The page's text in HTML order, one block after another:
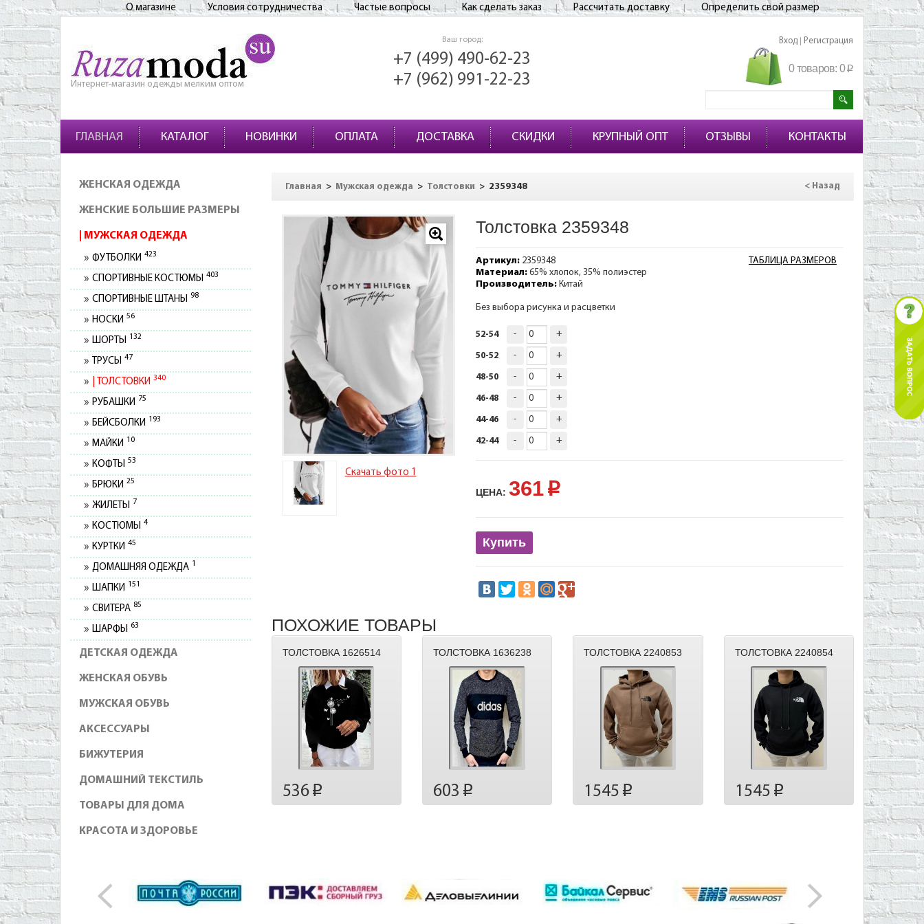
О магазине Условия сотрудничества Частые вопросы Как сделать заказ Рассчитать доставку Определить свой размер
Интернет-магазин одежды мелким оптом
Ваш город:
+7 (499) 490-62-23
+7 (962) 991-22-23
Вход Регистрация
0 товаров: 0p
ГЛАВНАЯ КАТАЛОГ НОВИНКИ ОПЛАТА ДОСТАВКА СКИДКИ КРУПНЫЙ ОПТ ОТЗЫВЫ КОНТАКТЫ
ЖЕНСКАЯ ОДЕЖДА
ЖЕНСКИЕ БОЛЬШИЕ РАЗМЕРЫ
МУЖСКАЯ ОДЕЖДА
ФУТБОЛКИ 423
СПОРТИВНЫЕ КОСТЮМЫ 403
СПОРТИВНЫЕ ШТАНЫ 98
НОСКИ 56
ШОРТЫ 132
ТРУСЫ 47
ТОЛСТОВКИ 340
РУБАШКИ 75
БЕЙСБОЛКИ 193
МАЙКИ 10
КОФТЫ 53
БРЮКИ 25
ЖИЛЕТЫ 7
КОСТЮМЫ 4
КУРТКИ 45
ДОМАШНЯЯ ОДЕЖДА 1
ШАПКИ 151
СВИТЕРА 85
ШАРФЫ 63
ДЕТСКАЯ ОДЕЖДА
ЖЕНСКАЯ ОБУВЬ
МУЖСКАЯ ОБУВЬ
АКСЕССУАРЫ
БИЖУТЕРИЯ
ДОМАШНИЙ ТЕКСТИЛЬ
ТОВАРЫ ДЛЯ ДОМА
КРАСОТА И ЗДОРОВЬЕ
Главная > Мужская одежда > Толстовки > 2359348 < Назад
Скачать фото 1
Толстовка 2359348
ТАБЛИЦА РАЗМЕРОВ
Артикул:2359348
Материал:65% хлопок, 35% полиэстер
Производитель:Китай
Без выбора рисунка и расцветки
52-54 - +
50-52 - +
48-50 - +
46-48 - +
44-46 - +
42-44 - +
ЦЕНА: 361 p
Купить
ПОХОЖИЕ ТОВАРЫ
ТОЛСТОВКА 1626514
536p
ТОЛСТОВКА 1636238
603 p
ТОЛСТОВКА 2240853
1545 p
ТОЛСТОВКА 2240854
1545 p